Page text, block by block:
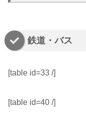
鉄道・バス
[table id=33 /]
[table id=40 /]